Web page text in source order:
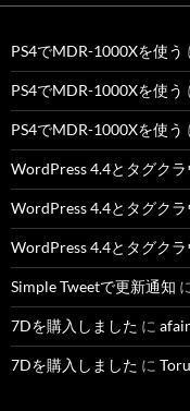
PS4でMDR-1000Xを使う
PS4でMDR-1000Xを使う
PS4でMDR-1000Xを使う
WordPress 4.4とタグクラ
WordPress 4.4とタグクラ
WordPress 4.4とタグクラ
Simple Tweetで更新通知
7Dを購入しました に
7Dを購入しました に Toru